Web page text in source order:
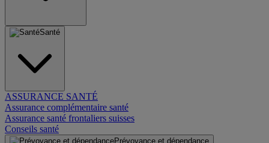
Santé
ASSURANCE SANTÉ
Assurance complémentaire santé
Assurance santé frontaliers suisses
Conseils santé
Prévoyance et dépendance